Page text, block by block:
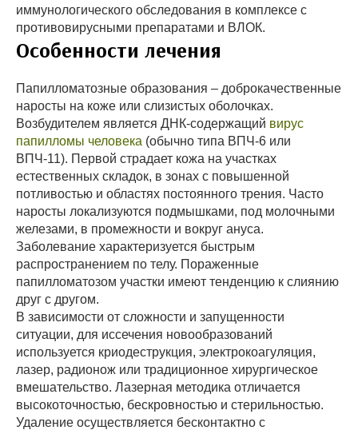
иммунологического обследования в комплексе с
противовирусными препаратами и ВЛОК.
Особенности лечения
Папилломатозные образования – доброкачественные
наросты на коже или слизистых оболочках.
Возбудителем является ДНК-содержащий вирус
папилломы человека (обычно типа ВПЧ-6 или
ВПЧ-11). Первой страдает кожа на участках
естественных складок, в зонах с повышенной
потливостью и областях постоянного трения. Часто
наросты локализуются подмышками, под молочными
железами, в промежности и вокруг ануса.
Заболевание характеризуется быстрым
распространением по телу. Пораженные
папилломатозом участки имеют тенденцию к слиянию
друг с другом.
В зависимости от сложности и запущенности
ситуации, для иссечения новообразований
используется криодеструкция, электрокоагуляция,
лазер, радионож или традиционное хирургическое
вмешательство. Лазерная методика отличается
высокоточностью, бескровностью и стерильностью.
Удаление осуществляется бесконтактно с